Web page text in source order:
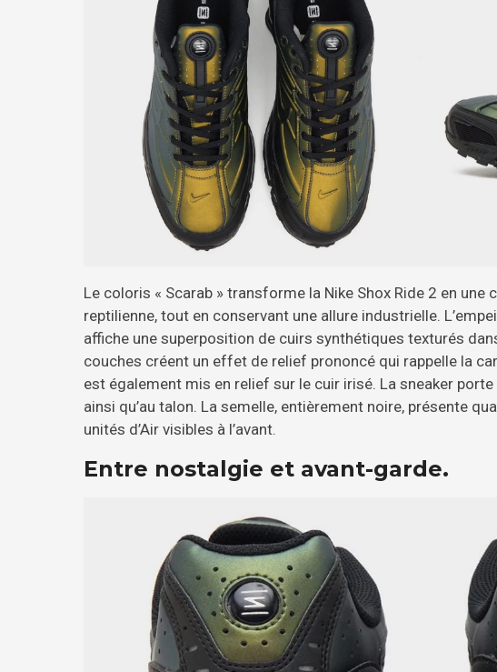
Le coloris « Scarab » transforme la Nike Shox Ride 2 en une
reptilienne, tout en conservant une allure industrielle.
affiche une superposition de cuirs synthétiques texturés
couches créent un effet de relief prononcé qui rappelle la
est également mis en relief sur le cuir irisé. La sneaker
ainsi qu’au talon. La semelle, entièrement noire, présente
unités d’Air visibles à l’avant.
Entre nostalgie et avant-garde.